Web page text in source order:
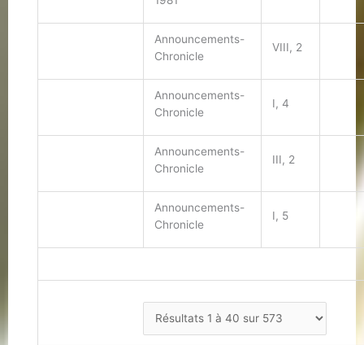
Announcements-
Chronicle
VIII, 2
Announcements-
Chronicle
I, 4
Announcements-
Chronicle
III, 2
Announcements-
Chronicle
I, 5